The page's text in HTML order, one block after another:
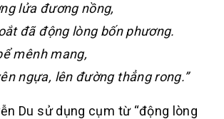
lửa đương nồng,
đã động lòng bốn phương.
mênh mang,
ngựa, lên đường thẳng rong.”
Du sử dụng cụm từ “động lòng